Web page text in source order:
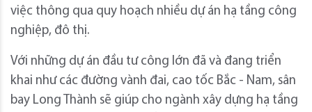
việc thông qua quy hoạch nhiều dự án hạ tầng công
nghiệp, đô thị.
Với những dự án đầu tư công lớn đã và đang triển
khai như các đường vành đai, cao tốc Bắc - Nam, sân
bay Long Thành sẽ giúp cho ngành xây dựng hạ tầng